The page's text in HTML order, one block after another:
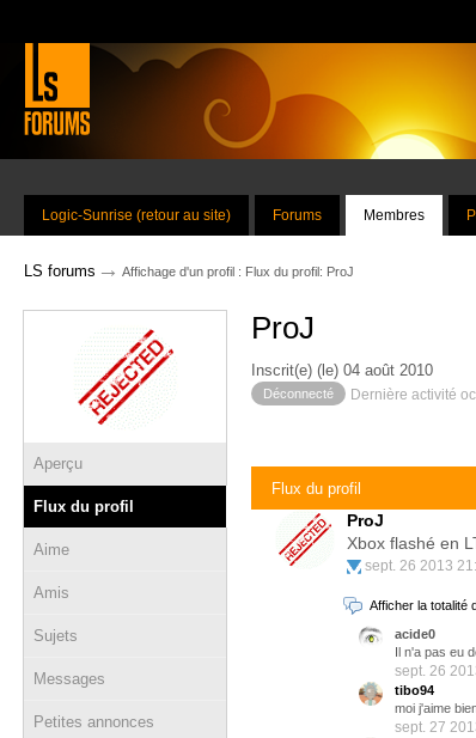
Logic-Sunrise (retour au site) Forums Membres
LS forums → Affichage d'un profil : Flux du profil: ProJ
Aperçu
Flux du profil
Aime
Amis
Sujets
Messages
Petites annonces
ProJ
Inscrit(e) (le) 04 août 2010
Déconnecté Dernière activité
Flux du profil
ProJ
Xbox flashé en
sept. 26 2013
Afficher la totalité
acide0
Il n'a pas eu
sept. 26
tibo94
moi j'aime
sept. 27